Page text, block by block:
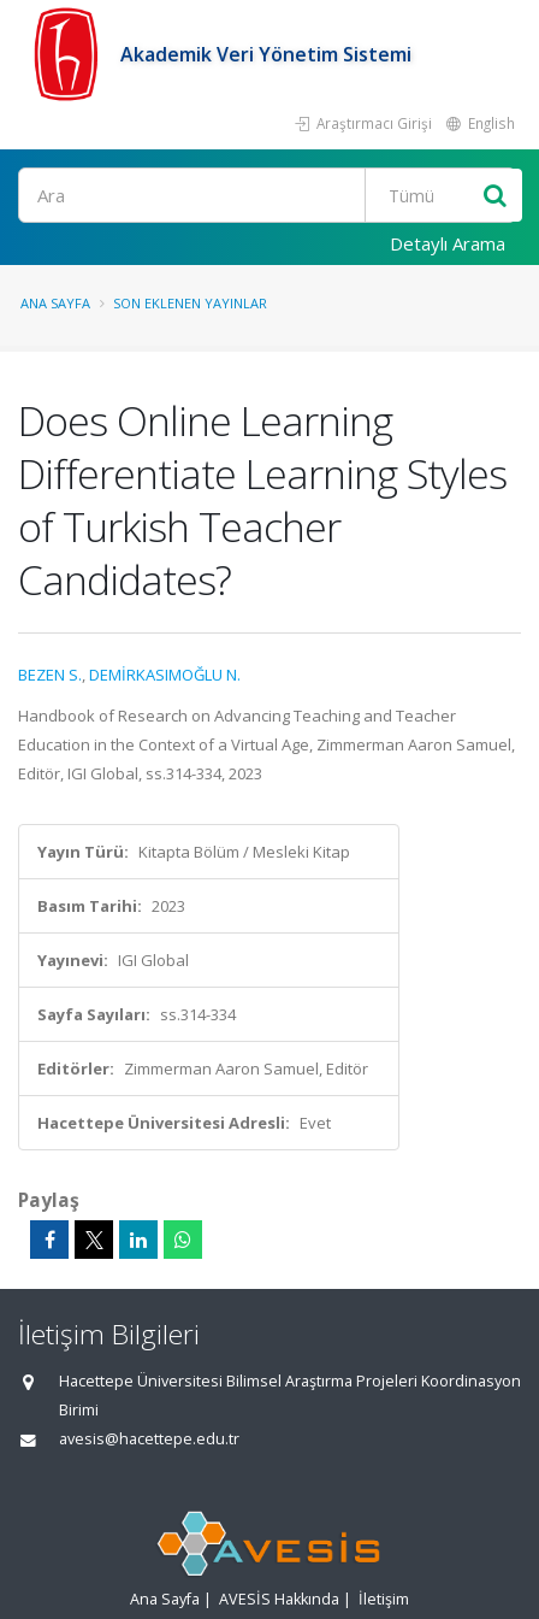
Akademik Veri Yönetim Sistemi
Araştırmacı Girişi English
Ara
Detaylı Arama
ANA SAYFA SON EKLENEN YAYINLAR
Does Online Learning
Differentiate Learning Styles
of Turkish Teacher
Candidates?
BEZEN S.,DEMİRKASIMOĞLU N.
Handbook of Research on Advancing Teaching and Teacher
Education in the Context of a Virtual Age, Zimmerman Aaron Samuel,
Editör, IGI Global, ss.314-334, 2023
Yayın Türü: Kitapta Bölüm / Mesleki Kitap
Basım Tarihi: 2023
Yayınevi: IGI Global
Sayfa Sayıları: ss.314-334
Editörler: Zimmerman Aaron Samuel, Editör
Hacettepe Üniversitesi Adresli: Evet
Paylaş
İletişim Bilgileri
Hacettepe Üniversitesi Bilimsel Araştırma Projeleri Koordinasyon
Birimi
avesis@hacettepe.edu.tr
Ana Sayfa | AVESİS Hakkında | İletişim